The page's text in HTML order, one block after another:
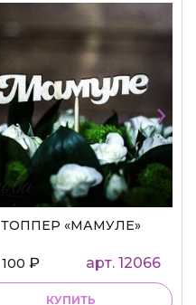
ТОППЕР «МАМУЛЕ»
100₽ арт. 12066
КУПИТЬ